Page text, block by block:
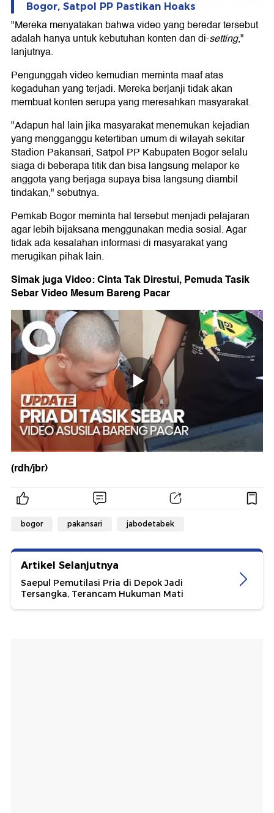
Bogor, Satpol PP Pastikan Hoaks
"Mereka menyatakan bahwa video yang beredar tersebut
adalah hanya untuk kebutuhan konten dan di-setting,"
lanjutnya.
Pengunggah video kemudian meminta maaf atas
kegaduhan yang terjadi. Mereka berjanji tidak akan
membuat konten serupa yang meresahkan masyarakat.
"Adapun hal lain jika masyarakat menemukan kejadian
yang mengganggu ketertiban umum di wilayah sekitar
Stadion Pakansari, Satpol PP Kabupaten Bogor selalu
siaga di beberapa titik dan bisa langsung melapor ke
anggota yang berjaga supaya bisa langsung diambil
tindakan," sebutnya.
Pemkab Bogor meminta hal tersebut menjadi pelajaran
agar lebih bijaksana menggunakan media sosial. Agar
tidak ada kesalahan informasi di masyarakat yang
merugikan pihak lain.
Simak juga Video: Cinta Tak Direstui, Pemuda Tasik
Sebar Video Mesum Bareng Pacar
(rdh/jbr)
bogor pakansari jabodetabek
Artikel Selanjutnya
Saepul Pemutilasi Pria di Depok Jadi
Tersangka, Terancam Hukuman Mati